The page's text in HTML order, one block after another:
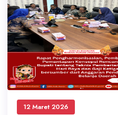
12 Maret 2026